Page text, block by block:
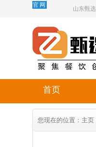
官网
山东甄
首页
您现在的位置： 主页